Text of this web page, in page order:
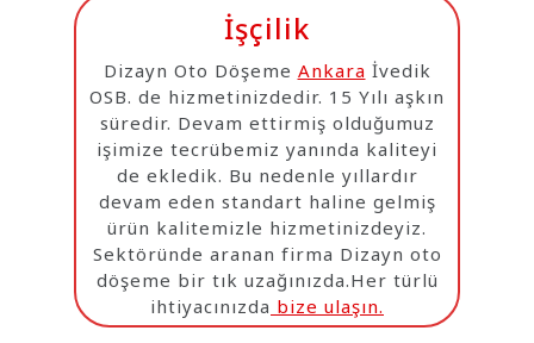
İşçilik
Dizayn Oto Döşeme Ankara İvedik
OSB. de hizmetinizdedir. 15 Yılı aşkın
süredir. Devam ettirmiş olduğumuz
işimize tecrübemiz yanında kaliteyi
de ekledik. Bu nedenle yıllardır
devam eden standart haline gelmiş
ürün kalitemizle hizmetinizdeyiz.
Sektöründe aranan firma Dizayn oto
döşeme bir tık uzağınızda.Her türlü
ihtiyacınızda bize ulaşın.